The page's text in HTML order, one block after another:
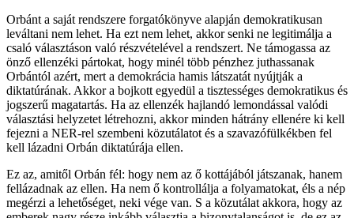
Orbánt a saját rendszere forgatókönyve alapján demokratikusan
leváltani nem lehet. Ha ezt nem lehet, akkor senki ne legitimálja a
csaló választáson való részvételével a rendszert. Ne támogassa az
önző ellenzéki pártokat, hogy minél több pénzhez juthassanak
Orbántól azért, mert a demokrácia hamis látszatát nyújtják a
diktatúrának. Akkor a bojkott egyedül a tisztességes demokratikus és
jogszerű magatartás. Ha az ellenzék hajlandó lemondással valódi
választási helyzetet létrehozni, akkor minden hátrány ellenére ki kell
fejezni a NER-rel szembeni közutálatot és a szavazófülkékben fel
kell lázadni Orbán diktatúrája ellen.
Ez az, amitől Orbán fél: hogy nem az ő kottájából játszanak, hanem
fellázadnak az ellen. Ha nem ő kontrollálja a folyamatokat, éls a nép
megérzi a lehetőséget, neki vége van. S a közutálat akkora, hogy az